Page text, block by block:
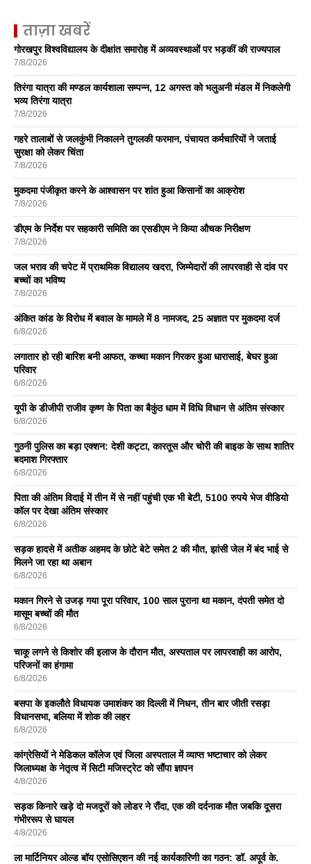
ताज़ा खबरें
गोरखपुर विश्वविद्यालय के दीक्षांत समारोह में अव्यवस्थाओं पर भड़कीं की राज्यपाल
7/8/2026
तिरंगा यात्रा की मण्डल कार्यशाला सम्पन्न, 12 अगस्त को भलुअनी मंडल में निकलेगी
भव्य तिरंगा यात्रा
7/8/2026
गहरे तालाबों से जलकुंभी निकालने तुगलकी फरमान, पंचायत कर्मचारियों ने जताई
सुरक्षा को लेकर चिंता
7/8/2026
मुकदमा पंजीकृत करने के आश्वासन पर शांत हुआ किसानों का आक्रोश
7/8/2026
डीएम के निर्देश पर सहकारी समिति का एसडीएम ने किया औचक निरीक्षण
7/8/2026
जल भराव की चपेट में प्राथमिक विद्यालय खदरा, जिम्मेदारों की लापरवाही से दांव पर
बच्चों का भविष्य
7/8/2026
अंकित कांड के विरोध में बवाल के मामले में 8 नामजद, 25 अज्ञात पर मुकदमा दर्ज
6/8/2026
लगातार हो रही बारिश बनी आफत, कच्चा मकान गिरकर हुआ धारासाई, बेघर हुआ
परिवार
6/8/2026
यूपी के डीजीपी राजीव कृष्ण के पिता का बैकुंठ धाम में विधि विधान से अंतिम संस्कार
6/8/2026
गुठनी पुलिस का बड़ा एक्शन: देशी कट्टा, कारतूस और चोरी की बाइक के साथ शातिर
बदमाश गिरफ्तार
6/8/2026
पिता की अंतिम विदाई में तीन में से नहीं पहुंची एक भी बेटी, 5100 रुपये भेज वीडियो
कॉल पर देखा अंतिम संस्कार
6/8/2026
सड़क हादसे में अतीक अहमद के छोटे बेटे समेत 2 की मौत, झांसी जेल में बंद भाई से
मिलने जा रहा था अबान
6/8/2026
मकान गिरने से उजड़ गया पूरा परिवार, 100 साल पुराना था मकान, दंपती समेत दो
मासूम बच्चों की मौत
6/8/2026
चाकू लगने से किशोर की इलाज के दौरान मौत, अस्पताल पर लापरवाही का आरोप,
परिजनों का हंगामा
6/8/2026
बसपा के इकलाैते विधायक उमाशंकर का दिल्ली में निधन, तीन बार जीती रसड़ा
विधानसभा, बलिया में शोक की लहर
6/8/2026
कांग्रेसियों ने मेडिकल कॉलेज एवं जिला अस्पताल में व्याप्त भष्टाचार को लेकर
जिलाध्यक्ष के नेतृत्व में सिटी मजिस्ट्रेट को सौंपा ज्ञापन
4/8/2026
सड़क किनारे खड़े दो मजदूरों को लोडर ने रौंदा, एक की दर्दनाक मौत जबकि दूसरा
गंभीररूप से घायल
4/8/2026
ला मार्टिनियर ओल्ड बॉय एसोसिएशन की नई कार्यकारिणी का गठन: डॉ. अपूर्व के.